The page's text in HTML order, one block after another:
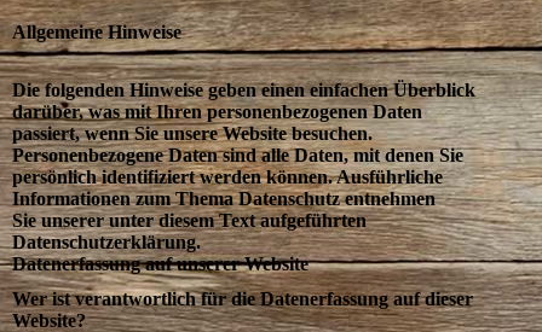
Allgemeine Hinweise
Die folgenden Hinweise geben einen einfachen Überblick
darüber, was mit Ihren personenbezogenen Daten
passiert, wenn Sie unsere Website besuchen.
Personenbezogene Daten sind alle Daten, mit denen Sie
persönlich identifiziert werden können. Ausführliche
Informationen zum Thema Datenschutz entnehmen
Sie unserer unter diesem Text aufgeführten
Datenschutzerklärung.
Datenerfassung auf unserer Website
Wer ist verantwortlich für die Datenerfassung auf dieser
Website?